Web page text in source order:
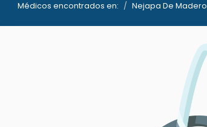
Médicos encontrados en: Nejapa De Madero